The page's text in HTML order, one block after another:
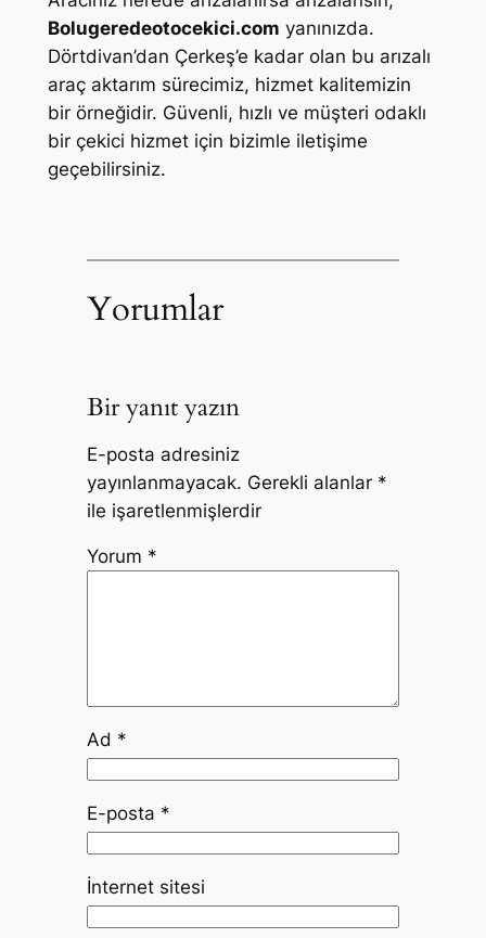
Bolugeredeotocekici.com yanınızda.
Dörtdivan’dan Çerkeş’e kadar olan bu arızalı
araç aktarım sürecimiz, hizmet kalitemizin
bir örneğidir. Güvenli, hızlı ve müşteri odaklı
bir çekici hizmet için bizimle iletişime
geçebilirsiniz.
Yorumlar
Bir yanıt yazın
E-posta adresiniz
yayınlanmayacak. Gerekli alanlar *
ile işaretlenmişlerdir
Yorum *
Ad *
E-posta *
İnternet sitesi